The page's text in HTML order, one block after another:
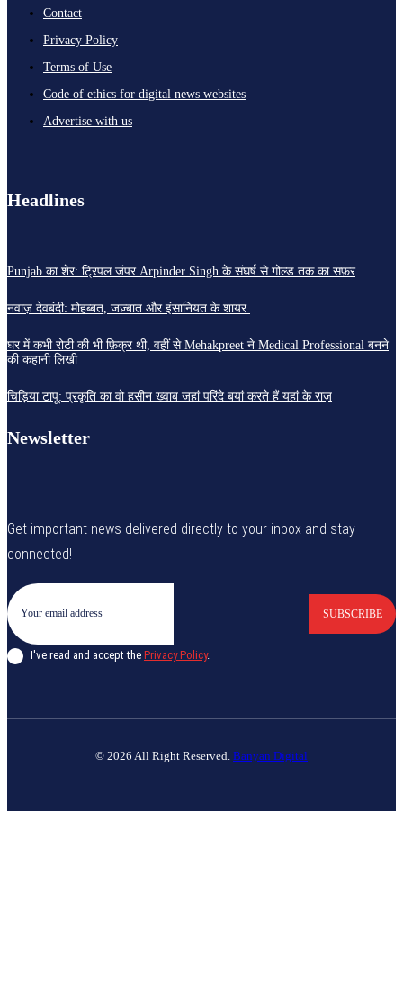
Contact
Privacy Policy
Terms of Use
Code of ethics for digital news websites
Advertise with us
Headlines
Punjab का शेर: ट्रिपल जंपर Arpinder Singh के संघर्ष से गोल्ड तक का सफ़र
नवाज़ देवबंदी: मोहब्बत, जज़्बात और इंसानियत के शायर
घर में कभी रोटी की भी फ़िक्र थी, वहीं से Mehakpreet ने Medical Professional बनने
की कहानी लिखी
चिड़िया टापू: प्रकृति का वो हसीन ख्वाब जहां परिंदे बयां करते हैं यहां के राज़
Newsletter
Get important news delivered directly to your inbox and stay
connected!
SUBSCRIBE
I've read and accept the Privacy Policy.
© 2026 All Right Reserved. Banyan Digital